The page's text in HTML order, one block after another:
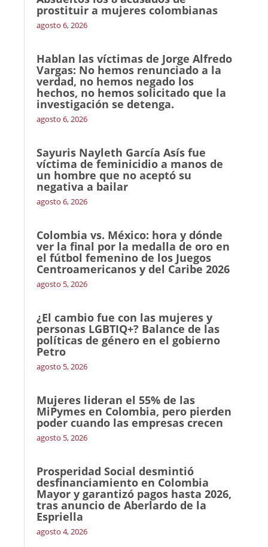
prostituir a mujeres colombianas
agosto 6, 2026
Hablan las víctimas de Jorge Alfredo
Vargas: No hemos renunciado a la
verdad, no hemos negado los
hechos, no hemos solicitado que la
investigación se detenga.
agosto 6, 2026
Sayuris Nayleth García Asís fue
víctima de feminicidio a manos de
un hombre que no aceptó su
negativa a bailar
agosto 6, 2026
Colombia vs. México: hora y dónde
ver la final por la medalla de oro en
el fútbol femenino de los Juegos
Centroamericanos y del Caribe 2026
agosto 5, 2026
¿El cambio fue con las mujeres y
personas LGBTIQ+? Balance de las
políticas de género en el gobierno
Petro
agosto 5, 2026
Mujeres lideran el 55% de las
MiPymes en Colombia, pero pierden
poder cuando las empresas crecen
agosto 5, 2026
Prosperidad Social desmintió
desfinanciamiento en Colombia
Mayor y garantizó pagos hasta 2026,
tras anuncio de Aberlardo de la
Espriella
agosto 4, 2026